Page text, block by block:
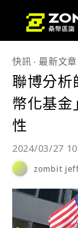
快訊 最新文章
聯博分析
幣化基金
性
2024/03/27
zombit